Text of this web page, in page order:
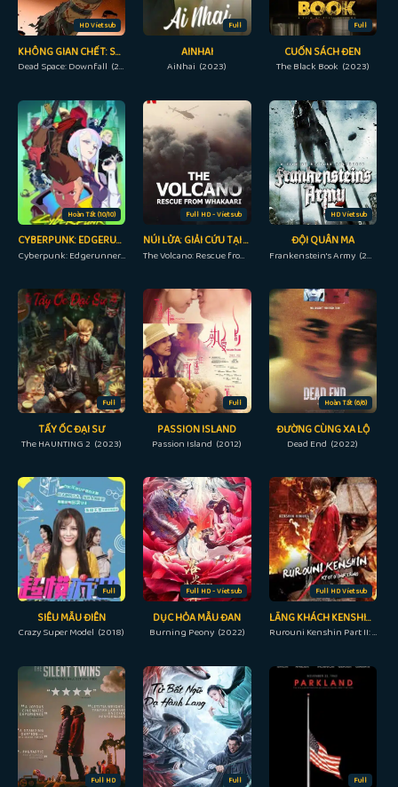
HD Vietsub
KHÔNG GIAN CHẾT: SỰ SỤP ĐỔ
Dead Space: Downfall (2008)
Full
AINHAI
AiNhai (2023)
Full
CUỐN SÁCH ĐEN
The Black Book (2023)
Hoàn Tất (10/10)
CYBERPUNK: EDGERUNNERS
Cyberpunk: Edgerunners (2022)
Full HD - Vietsub
NÚI LỬA: GIẢI CỨU TẠI WHAKAARI
The Volcano: Rescue from Whakaari (2022)
HD Vietsub
ĐỘI QUÂN MA
Frankenstein's Army (2013)
Full
TẨY ỐC ĐẠI SƯ
The HAUNTING 2 (2023)
Full
PASSION ISLAND
Passion Island (2012)
Hoàn Tất (6/6)
ĐƯỜNG CÙNG XA LỘ
Dead End (2022)
Full
SIÊU MẪU ĐIÊN
Crazy Super Model (2018)
Full HD - Vietsub
DỤC HỎA MẪU ĐAN
Burning Peony (2022)
Full HD Vietsub
LÃNG KHÁCH KENSHIN 2: ĐẠI HỎA KYOTO
Rurouni Kenshin Part II: Kyoto Inferno (2014)
Full HD Full Full